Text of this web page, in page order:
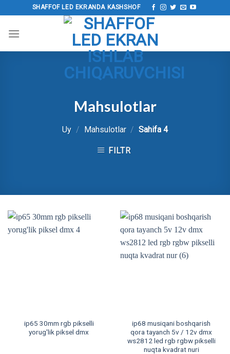
o‘tish
SHAFFOF LED EKRANDA KASHSHOF
Mahsulotlar
Uy / Mahsulotlar / Sahifa 4
FILTR
ip65 30mm rgb pikselli
yorug'lik piksel dmx
ip68 musiqani boshqarish
qora tayanch 5v / 12v dmx
ws2812 led rgb rgbw pikselli
nuqta kvadrat nuri